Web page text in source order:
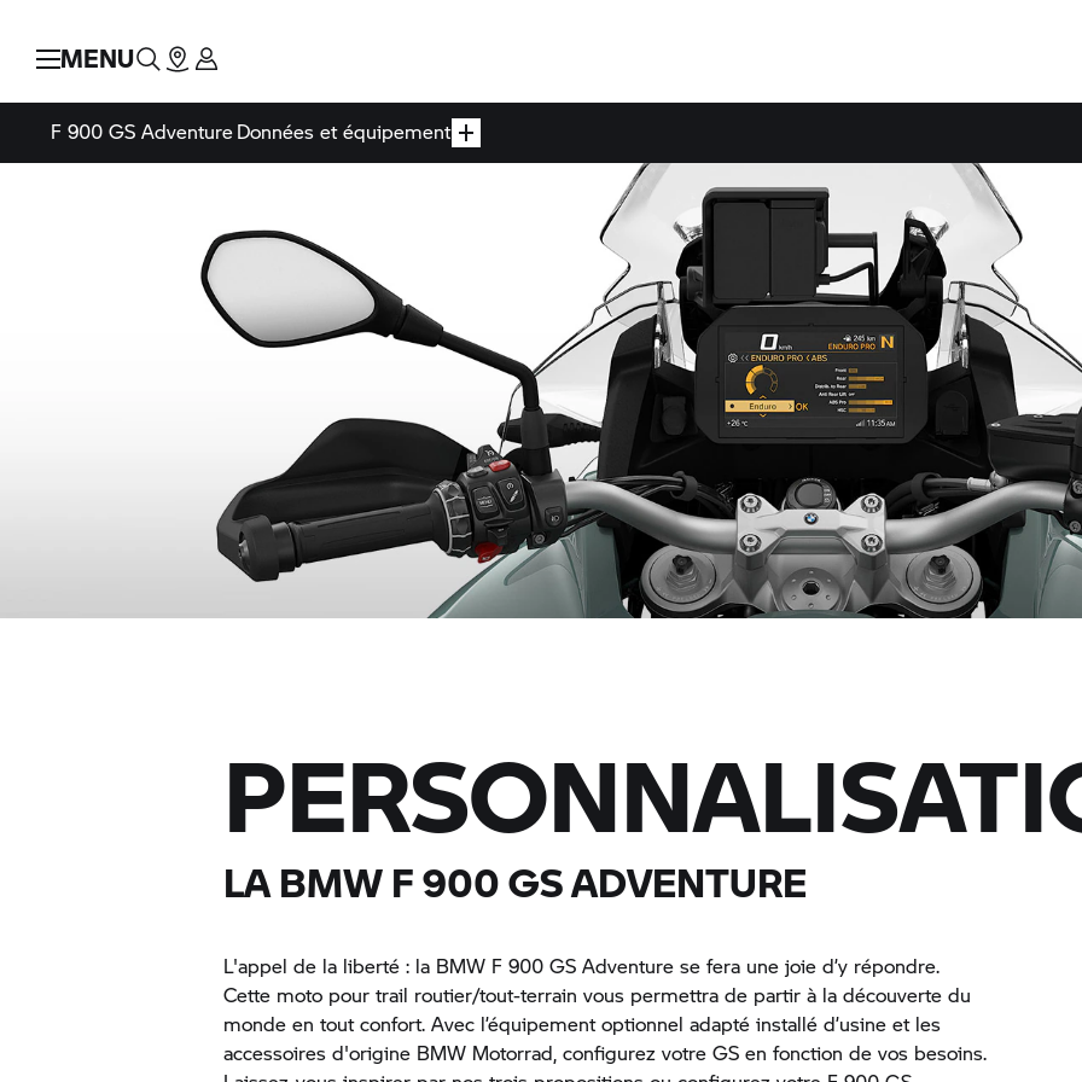
MENU
F 900 GS AdventureDonnées et équipement
LA BMW F 900 GS ADVENTURE
L'appel de la liberté : la BMW F 900 GS Adventure se fera une joie d’y répondre.
Cette moto pour trail routier/tout-terrain vous permettra de partir à la découverte du
monde en tout confort. Avec l’équipement optionnel adapté installé d’usine et les
accessoires d'origine BMW Motorrad, configurez votre GS en fonction de vos besoins.